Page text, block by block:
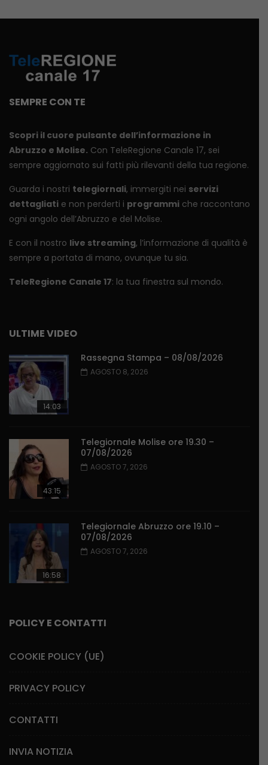
SEMPRE CON TE
Scopri il cuore pulsante dell’informazione in
Abruzzo e Molise. Con TeleRegione Canale 17, sei
sempre aggiornato sui fatti più rilevanti della tua regione.
Guarda i nostri telegiornali, immergiti nei servizi
dettagliati e non perderti i programmi che raccontano
ogni angolo dell’Abruzzo e del Molise.
E con il nostro live streaming, l’informazione di qualità è
sempre a portata di mano, ovunque tu sia.
TeleRegione Canale 17: la tua finestra sul mondo.
ULTIME VIDEO
14:03
Rassegna Stampa – 08/08/2026
AGOSTO 8, 2026
43:15
Telegiornale Molise ore 19.30 –
07/08/2026
AGOSTO 7, 2026
16:58
Telegiornale Abruzzo ore 19.10 –
07/08/2026
AGOSTO 7, 2026
POLICY E CONTATTI
COOKIE POLICY (UE)
PRIVACY POLICY
CONTATTI
INVIA NOTIZIA